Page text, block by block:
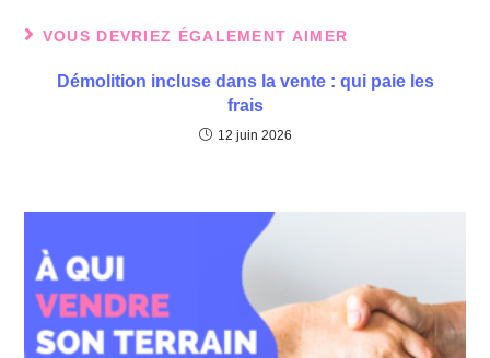
VOUS DEVRIEZ ÉGALEMENT AIMER
Démolition incluse dans la vente : qui paie les
frais
12 juin 2026